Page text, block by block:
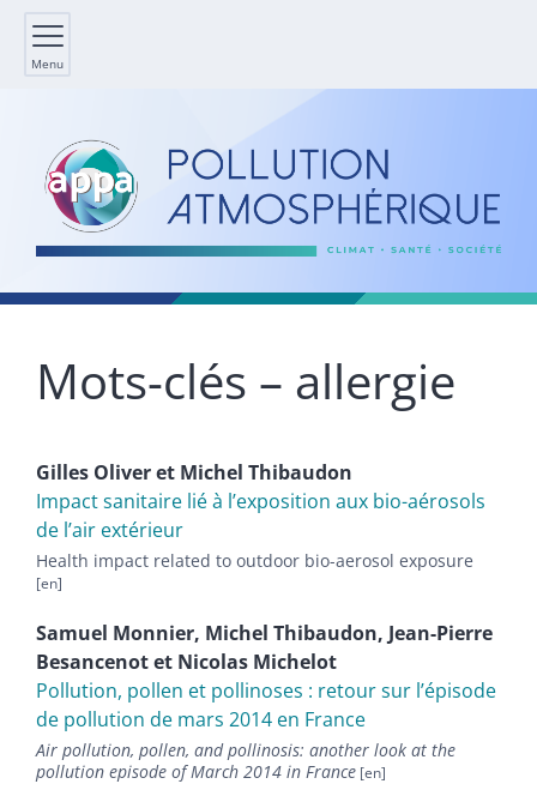
Menu
Mots-clés – allergie
Gilles Oliveret Michel Thibaudon
Impact sanitaire lié à l’exposition aux bio-aérosols
de l’air extérieur
Health impact related to outdoor bio-aerosol exposure
Samuel Monnier, Michel Thibaudon, Jean-Pierre
Besancenotet Nicolas Michelot
Pollution, pollen et pollinoses : retour sur l’épisode
de pollution de mars 2014 en France
Air pollution, pollen, and pollinosis: another look at the
pollution episode of March 2014 in France